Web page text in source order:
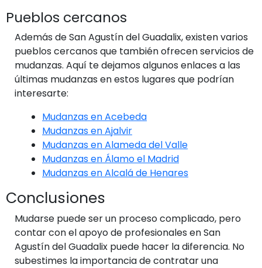
Pueblos cercanos
Además de San Agustín del Guadalix, existen varios
pueblos cercanos que también ofrecen servicios de
mudanzas. Aquí te dejamos algunos enlaces a las
últimas mudanzas en estos lugares que podrían
interesarte:
Mudanzas en Acebeda
Mudanzas en Ajalvir
Mudanzas en Alameda del Valle
Mudanzas en Álamo el Madrid
Mudanzas en Alcalá de Henares
Conclusiones
Mudarse puede ser un proceso complicado, pero
contar con el apoyo de profesionales en San
Agustín del Guadalix puede hacer la diferencia. No
subestimes la importancia de contratar una